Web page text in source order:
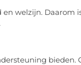
welzijn.
bieden.